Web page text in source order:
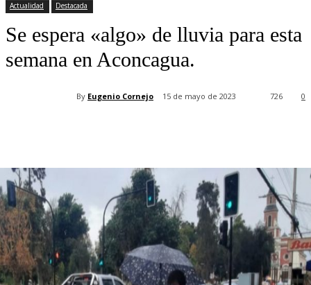
Actualidad Destacada
Se espera «algo» de lluvia para esta
semana en Aconcagua.
By Eugenio Cornejo 15 de mayo de 2023 0
726